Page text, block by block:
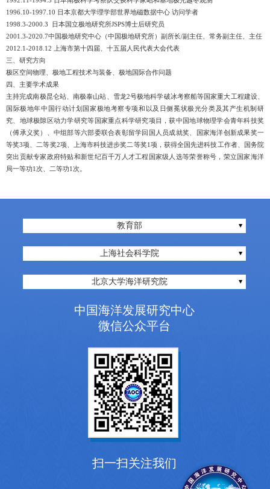
1996.10-1997.10 日本京都大学理学部世界地磁数据中心 访问学者
1998.3-2000.3 日本国立极地研究所JSPS博士后研究员
2001.3-2020.7中国极地研究中心（中国极地研究所）副所长/副主任、常务副主任、主任
2012.1-2018.12 上海市第十四届、十五届人民代表大会代表
三、研究方向
极区空间物理、极地工程技术与装备、极地国际合作问题
四、主要学术成果
主持完成南极昆仑站、南极泰山站、雪龙2号极地科学破冰考察船等国家重大工程建设、
国际极地年中国行动计划国家极地考察专项和以及日侧冕状极光分类及其产生机制研
究、地球极隙区动力学研究等国家重点科学研究项目，获中国地球物理学会青年科技奖
（傅承义奖）、中组部等六部委联合表彰留学回国人员成就奖、国家海洋创新成果奖一
等奖3项、二等奖2项、上海市科技进步奖二等奖1项，获得全国先进科技工作者、国务院
突出贡献专家政府特贴和新世纪百千万人才工程国家级人选等荣誉称号，荣立国家海洋
局一等功1次、二等功1次。
教育部
上海社会科学院
北京大学海洋研究院
中国海洋发展研究中心
微信公众平台
扫一扫关注我们